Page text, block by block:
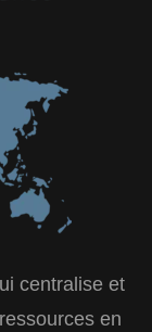
centralise et
en